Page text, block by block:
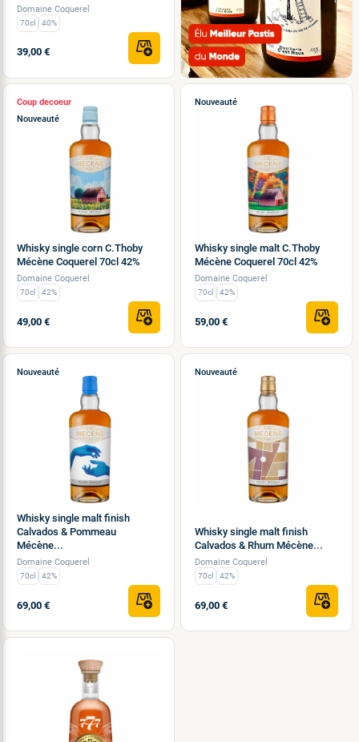
Domaine Coquerel
70cl 40%
39,00 €
Coup de
Nouveauté
Whisky single corn C.Thoby
Mécène Coquerel 70cl 42%
Domaine Coquerel
70cl 42%
49,00 €
Nouveauté
Whisky single malt C.Thoby
Mécène Coquerel 70cl 42%
Domaine Coquerel
70cl 42%
59,00 €
Nouveauté
Whisky single malt finish
Calvados & Pommeau
Mécène...
Domaine Coquerel
70cl 42%
69,00 €
Nouveauté
Whisky single malt finish
Calvados & Rhum Mécène...
Domaine Coquerel
70cl 42%
69,00 €